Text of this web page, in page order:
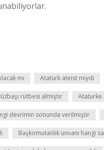
mı Atatürk ateist miydi
rütbesi almıştır Ataturke
devrimin sonunda verilmiştir
Başkomutanlık unvanı hangi